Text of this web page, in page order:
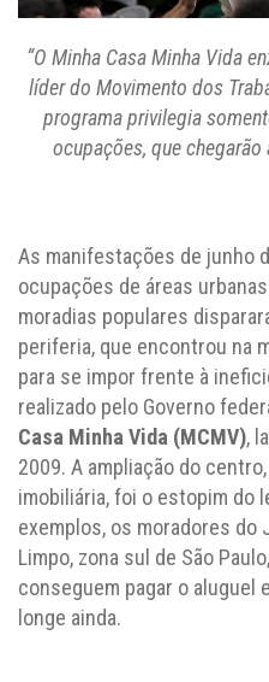
“O Minha Casa Minha Vida
líder do Movimento dos
programa privilegia
ocupações, que
As manifestações de junho
ocupações de áreas
moradias populares
periferia, que encontrou na
para se impor frente à
realizado pelo Governo
Casa Minha Vida (MCMV),
2009. A ampliação do
imobiliária, foi o estopim do
exemplos, os moradores do
Limpo, zona sul de São
conseguem pagar o aluguel
longe ainda.